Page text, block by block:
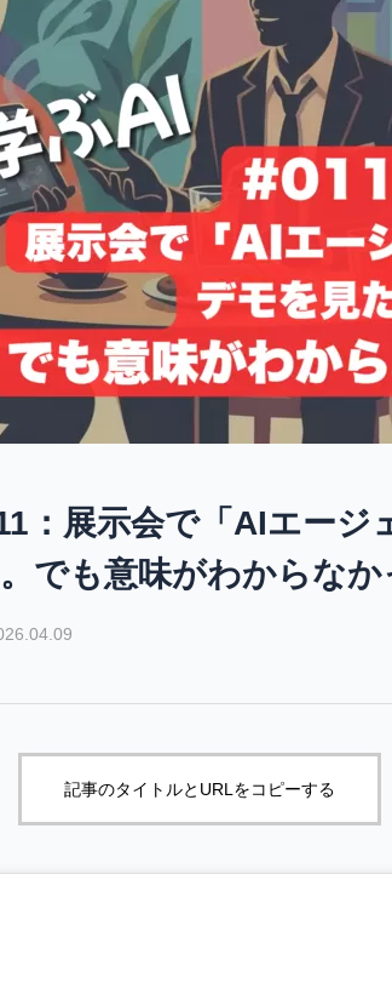
：展示会で「AIエージ
でも意味がわからなか
記事のタイトルとURLをコピーする